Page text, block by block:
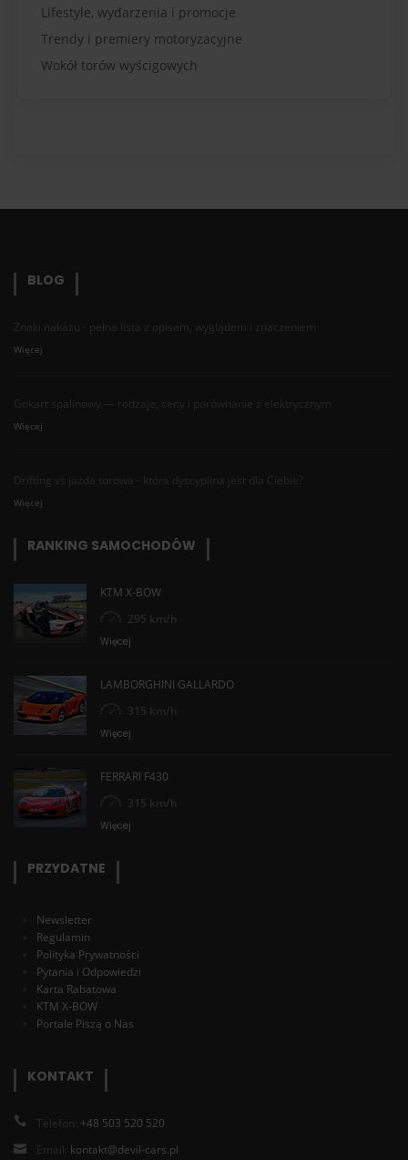
Lifestyle, wydarzenia i promocje
Trendy i premiery motoryzacyjne
Wokół torów wyścigowych
BLOG
Znaki nakazu - pełna lista z opisem, wyglądem i znaczeniem
Więcej
Gokart spalinowy — rodzaje, ceny i porównanie z elektrycznym
Więcej
Drifting vs jazda torowa - która dyscyplina jest dla Ciebie?
Więcej
RANKING SAMOCHODÓW
KTM X-BOW
295 km/h
Więcej
LAMBORGHINI GALLARDO
315 km/h
Więcej
FERRARI F430
315 km/h
Więcej
PRZYDATNE
Newsletter
Regulamin
Polityka Prywatności
Pytania i Odpowiedzi
Karta Rabatowa
KTM X-BOW
Portale Piszą o Nas
KONTAKT
Telefon: +48 503 520 520
Email: kontakt@devil-cars.pl